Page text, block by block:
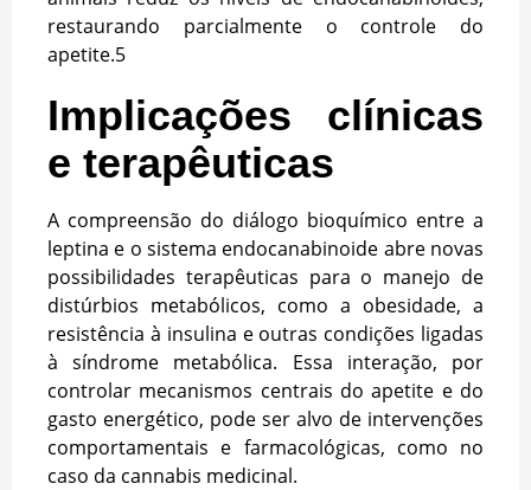
restaurando parcialmente o controle do
apetite.5
Implicações clínicas
e terapêuticas
A compreensão do diálogo bioquímico entre a
leptina e o sistema endocanabinoide abre novas
possibilidades terapêuticas para o manejo de
distúrbios metabólicos, como a obesidade, a
resistência à insulina e outras condições ligadas
à síndrome metabólica. Essa interação, por
controlar mecanismos centrais do apetite e do
gasto energético, pode ser alvo de intervenções
comportamentais e farmacológicas, como no
caso da cannabis medicinal.